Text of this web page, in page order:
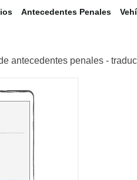
Antecedentes Penales
antecedentes penales -